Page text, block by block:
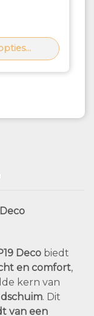
Deco biedt
en comfort,
kern van
. Dit
van een